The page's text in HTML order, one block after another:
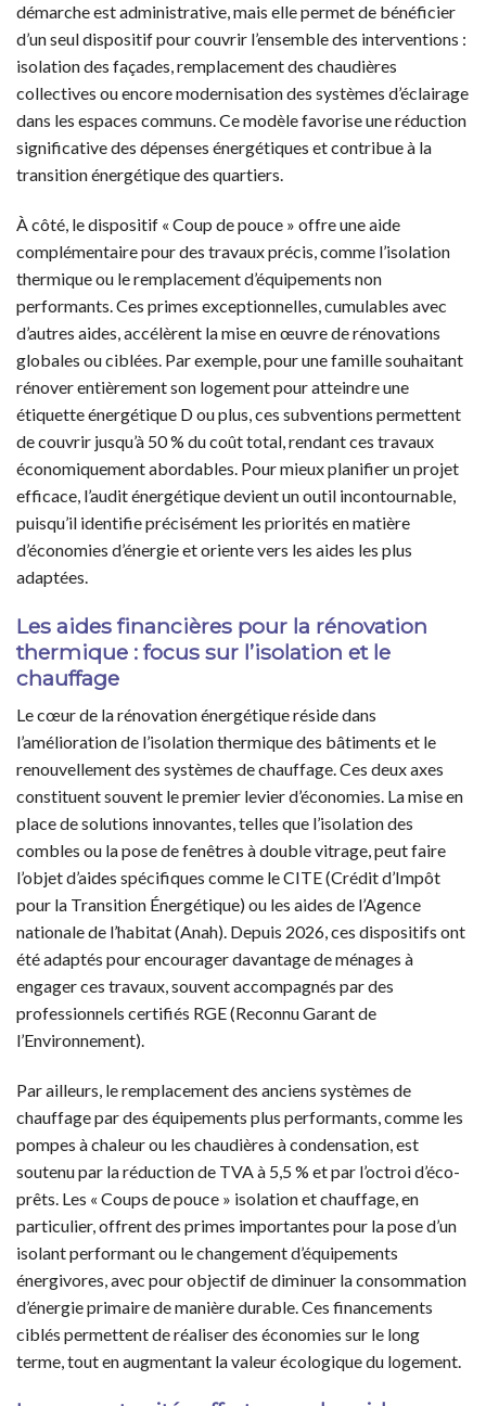
démarche est administrative, mais elle permet de bénéficier
d’un seul dispositif pour couvrir l’ensemble des interventions :
isolation des façades, remplacement des chaudières
collectives ou encore modernisation des systèmes d’éclairage
dans les espaces communs. Ce modèle favorise une réduction
significative des dépenses énergétiques et contribue à la
transition énergétique des quartiers.
À côté, le dispositif « Coup de pouce » offre une aide
complémentaire pour des travaux précis, comme l’isolation
thermique ou le remplacement d’équipements non
performants. Ces primes exceptionnelles, cumulables avec
d’autres aides, accélèrent la mise en œuvre de rénovations
globales ou ciblées. Par exemple, pour une famille souhaitant
rénover entièrement son logement pour atteindre une
étiquette énergétique D ou plus, ces subventions permettent
de couvrir jusqu’à 50 % du coût total, rendant ces travaux
économiquement abordables. Pour mieux planifier un projet
efficace, l’audit énergétique devient un outil incontournable,
puisqu’il identifie précisément les priorités en matière
d’économies d’énergie et oriente vers les aides les plus
adaptées.
Les aides financières pour la rénovation
thermique : focus sur l’isolation et le
chauffage
Le cœur de la rénovation énergétique réside dans
l’amélioration de l’isolation thermique des bâtiments et le
renouvellement des systèmes de chauffage. Ces deux axes
constituent souvent le premier levier d’économies. La mise en
place de solutions innovantes, telles que l’isolation des
combles ou la pose de fenêtres à double vitrage, peut faire
l’objet d’aides spécifiques comme le CITE (Crédit d’Impôt
pour la Transition Énergétique) ou les aides de l’Agence
nationale de l’habitat (Anah). Depuis 2026, ces dispositifs ont
été adaptés pour encourager davantage de ménages à
engager ces travaux, souvent accompagnés par des
professionnels certifiés RGE (Reconnu Garant de
l’Environnement).
Par ailleurs, le remplacement des anciens systèmes de
chauffage par des équipements plus performants, comme les
pompes à chaleur ou les chaudières à condensation, est
soutenu par la réduction de TVA à 5,5 % et par l’octroi d’éco-
prêts. Les « Coups de pouce » isolation et chauffage, en
particulier, offrent des primes importantes pour la pose d’un
isolant performant ou le changement d’équipements
énergivores, avec pour objectif de diminuer la consommation
d’énergie primaire de manière durable. Ces financements
ciblés permettent de réaliser des économies sur le long
terme, tout en augmentant la valeur écologique du logement.